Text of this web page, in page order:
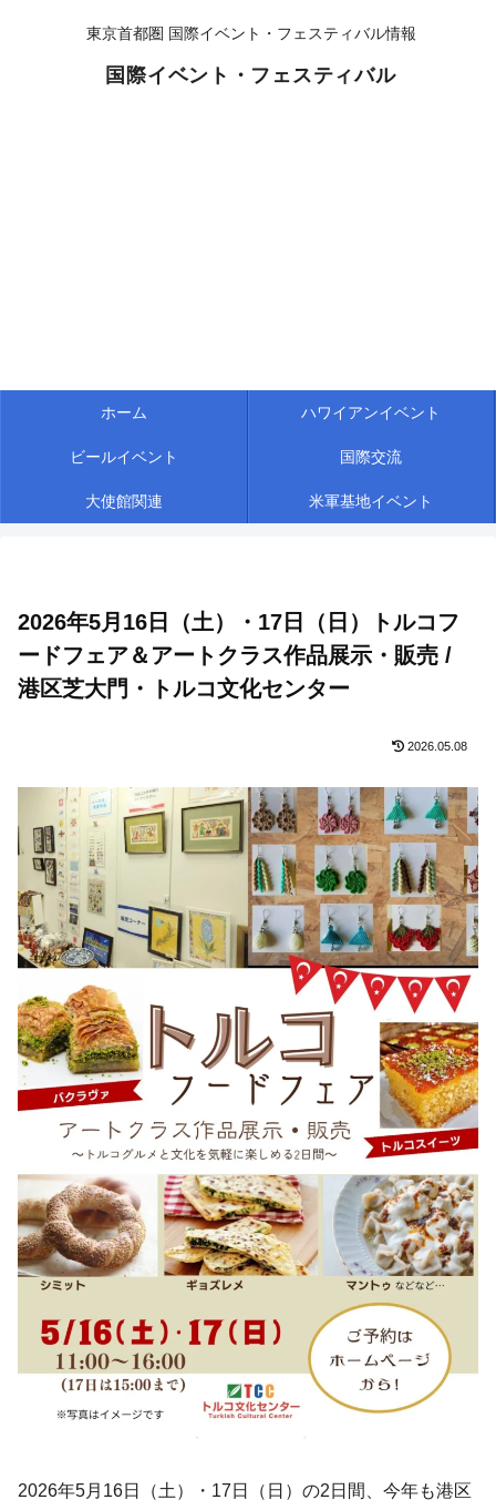
東京首都圏 国際イベント・フェスティバル情報
国際イベント・フェスティバル
ホーム ハワイアンイベント
ビールイベント 国際交流
大使館関連 米軍基地イベント
2026年5月16日（土）・17日（日）トルコフ
ードフェア＆アートクラス作品展示・販売 /
港区芝大門・トルコ文化センター
2026.05.08
2026年5月16日（土）・17日（日）の2日間、今年も港区